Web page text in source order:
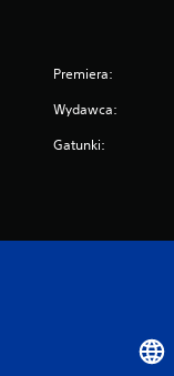
Premiera:
Wydawca:
Gatunki: